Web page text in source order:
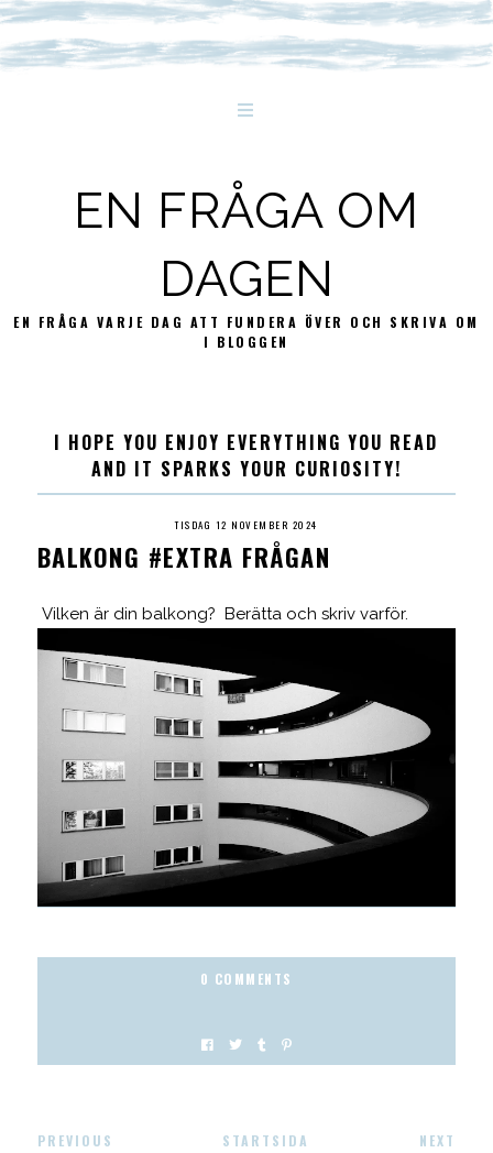
EN FRÅGA OM
DAGEN
EN FRÅGA VARJE DAG ATT FUNDERA ÖVER OCH SKRIVA OM
I BLOGGEN
I HOPE YOU ENJOY EVERYTHING YOU READ
AND IT SPARKS YOUR CURIOSITY!
TISDAG 12 NOVEMBER 2024
BALKONG #EXTRA FRÅGAN
Vilken är din balkong? Berätta och skriv varför.
0 COMMENTS
PREVIOUS STARTSIDA NEXT